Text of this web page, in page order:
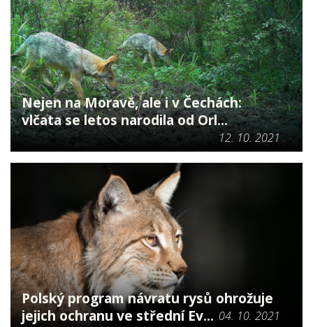
Nejen na Moravě, ale i v Čechách:
vlčata se letos narodila od Orl...
12. 10. 2021
Polský program návratu rysů ohrožuje
jejich ochranu ve střední Ev... 04. 10. 2021